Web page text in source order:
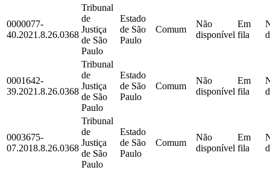
0000077-
40.2021.8.26.0368
Tribunal
de
Justiça
de São
Paulo
Estado
de São
Paulo
Comum
Não
disponível
Em
fila
0001642-
39.2021.8.26.0368
Tribunal
de
Justiça
de São
Paulo
Estado
de São
Paulo
Comum
Não
disponível
Em
fila
0003675-
07.2018.8.26.0368
Tribunal
de
Justiça
de São
Paulo
Estado
de São
Paulo
Comum
Não
disponível
Em
fila